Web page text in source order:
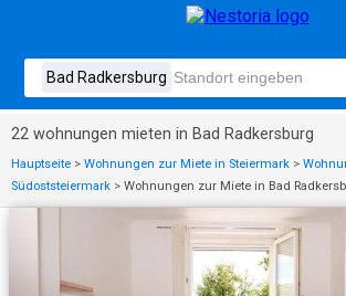
22 wohnungen mieten in Bad Radkersburg
Hauptseite > Wohnungen zur Miete in Steiermark >
Südoststeiermark > Wohnungen zur Miete in Bad